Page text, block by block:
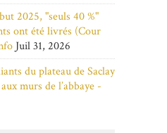
2025, "seuls 40 %"
ont été livrés (Cour
Juil 31, 2026
du plateau de Saclay
murs de l’abbaye -